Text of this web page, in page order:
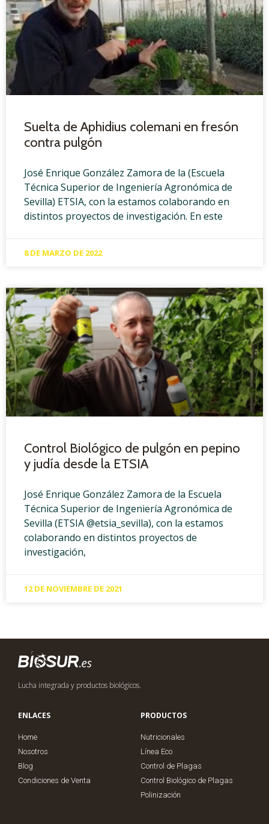
Suelta de Aphidius colemani en fresón
contra pulgón
José Enrique González Zamora de la (Escuela
Técnica Superior de Ingeniería Agronómica de
Sevilla) ETSIA, con la estamos colaborando en
distintos proyectos de investigación. En este
8 DE MARZO DE 2022
Control Biológico de pulgón en pepino
y judía desde la ETSIA
José Enrique González Zamora de la Escuela
Técnica Superior de Ingeniería Agronómica de
Sevilla (ETSIA @etsia_sevilla), con la estamos
colaborando en distintos proyectos de
investigación,
12 DE NOVIEMBRE DE 2021
Lucha integrada y productos biológicos.
ENLACES
Home
Nosotros
Blog
Condiciones de Venta
PRODUCTOS
Nutricionales
Línea Eco
Control de Plagas
Control Biológico de Plagas
Polinización